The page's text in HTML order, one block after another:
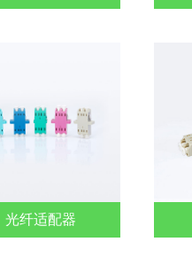
光纤适配器